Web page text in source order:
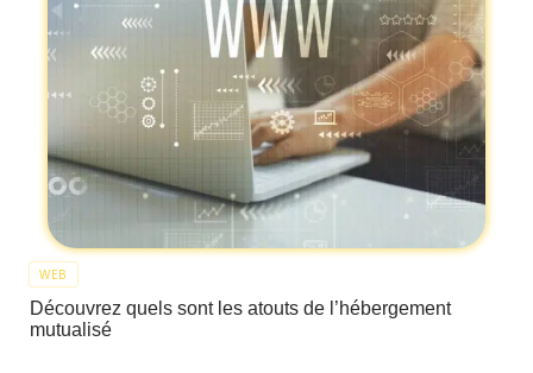
WEB
Découvrez quels sont les atouts de l’hébergement
mutualisé